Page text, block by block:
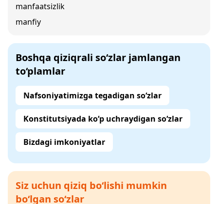
manfaatsizlik
manfiy
Boshqa qiziqrali so‘zlar jamlangan
to‘plamlar
Nafsoniyatimizga tegadigan so‘zlar
Konstitutsiyada ko‘p uchraydigan so‘zlar
Bizdagi imkoniyatlar
Siz uchun qiziq bo‘lishi mumkin
bo‘lgan so‘zlar